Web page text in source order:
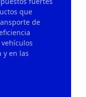
que
de
y en las